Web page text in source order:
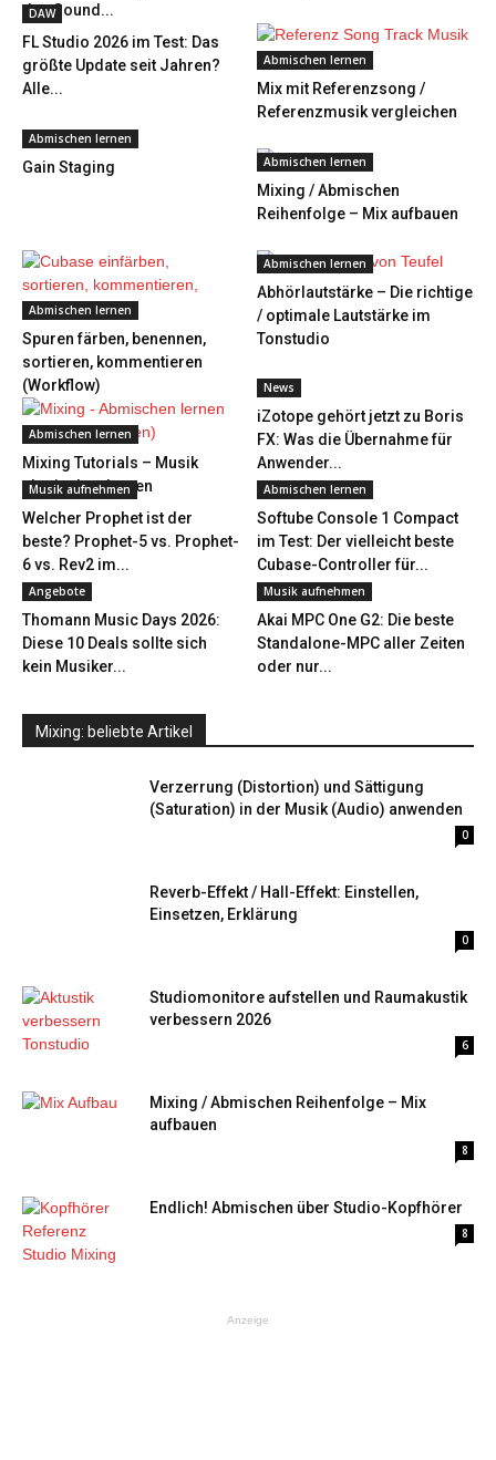
den Sound...
DAW
FL Studio 2026 im Test: Das
größte Update seit Jahren?
Alle...
Abmischen lernen
Mix mit Referenzsong /
Referenzmusik vergleichen
Abmischen lernen
Gain Staging Abmischen lernen
Mixing / Abmischen
Reihenfolge – Mix aufbauen
Abmischen lernen
Spuren färben, benennen,
sortieren, kommentieren
(Workflow)
Abmischen lernen
Abhörlautstärke – Die richtige
/ optimale Lautstärke im
Tonstudio
Abmischen lernen
Mixing Tutorials – Musik
abmischen lernen
News
iZotope gehört jetzt zu Boris
FX: Was die Übernahme für
Anwender...
Musik aufnehmen
Welcher Prophet ist der
beste? Prophet-5 vs. Prophet-
6 vs. Rev2 im...
Abmischen lernen
Softube Console 1 Compact
im Test: Der vielleicht beste
Cubase-Controller für...
Angebote
Thomann Music Days 2026:
Diese 10 Deals sollte sich
kein Musiker...
Musik aufnehmen
Akai MPC One G2: Die beste
Standalone-MPC aller Zeiten
oder nur...
Mixing: beliebte Artikel
Verzerrung (Distortion) und Sättigung
(Saturation) in der Musik (Audio) anwenden
0
Reverb-Effekt / Hall-Effekt: Einstellen,
Einsetzen, Erklärung
0
Studiomonitore aufstellen und Raumakustik
verbessern 2026
6
Mixing / Abmischen Reihenfolge – Mix
aufbauen
8
Endlich! Abmischen über Studio-Kopfhörer
8
Anzeige